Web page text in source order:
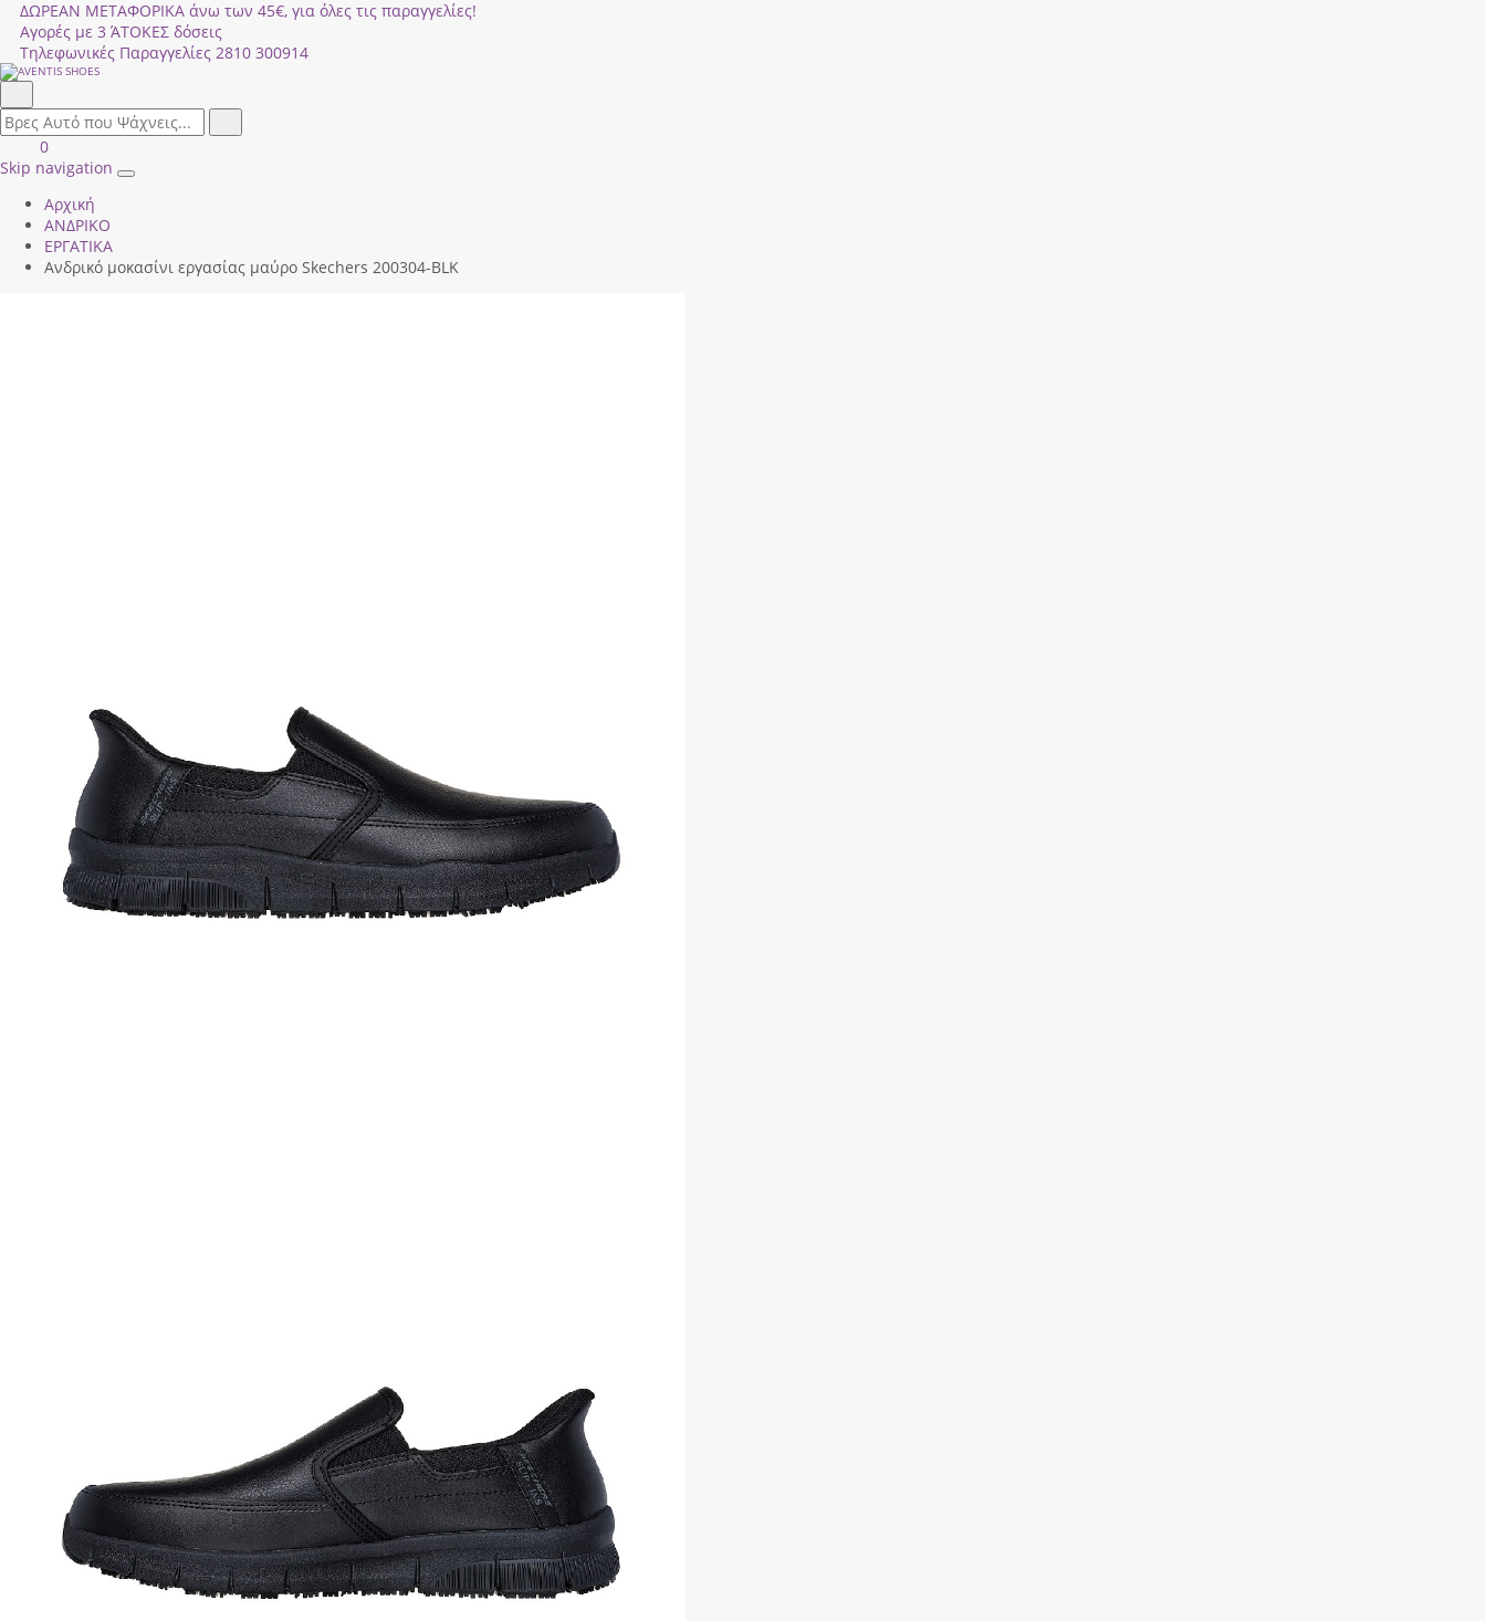
ΔΩΡΕΑΝ ΜΕΤΑΦΟΡΙΚΑ άνω των 45€, για όλες τις παραγγελίες!
Αγορές με 3 ΆΤΟΚΕΣ δόσεις
Τηλεφωνικές Παραγγελίες 2810 300914
field.search
Είσοδος
|
ΚΑΛΑΘΙ
ΑΓΟΡΩΝ
0
Skip navigation
Toggle
Αρχική
ΑΝΔΡΙΚΟ
ΕΡΓΑΤΙΚΑ
Ανδρικό μοκασίνι εργασίας μαύρο Skechers 200304-BLK